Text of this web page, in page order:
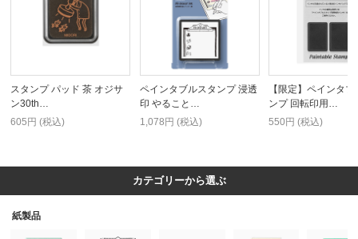
スタンプ パッド 茶 オジサ
ン30th…
605円 (税込)
ペインタブルスタンプ 浸透
印 やること…
1,078円 (税込)
【限定】ペインタ
ンプ 回転印用…
550円 (税込)
カテゴリーから選ぶ
紙製品